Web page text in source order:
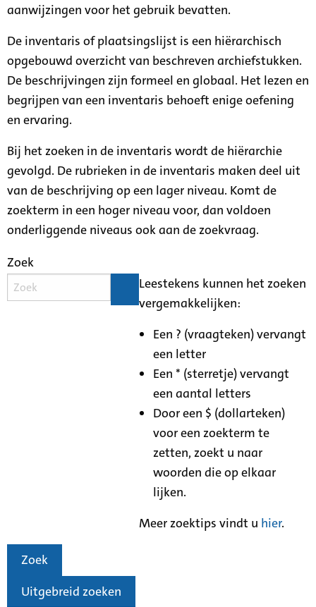
aanwijzingen voor het gebruik bevatten.
De inventaris of plaatsingslijst is een hiërarchisch
opgebouwd overzicht van beschreven archiefstukken.
De beschrijvingen zijn formeel en globaal. Het lezen en
begrijpen van een inventaris behoeft enige oefening
en ervaring.
Bij het zoeken in de inventaris wordt de hiërarchie
gevolgd. De rubrieken in de inventaris maken deel uit
van de beschrijving op een lager niveau. Komt de
zoekterm in een hoger niveau voor, dan voldoen
onderliggende niveaus ook aan de zoekvraag.
Zoek
Leestekens kunnen het zoeken
vergemakkelijken:
Een ? (vraagteken) vervangt
een letter
Een * (sterretje) vervangt
een aantal letters
Door een $ (dollarteken)
voor een zoekterm te
zetten, zoekt u naar
woorden die op elkaar
lijken.
Meer zoektips vindt u hier.
Zoek
Uitgebreid zoeken